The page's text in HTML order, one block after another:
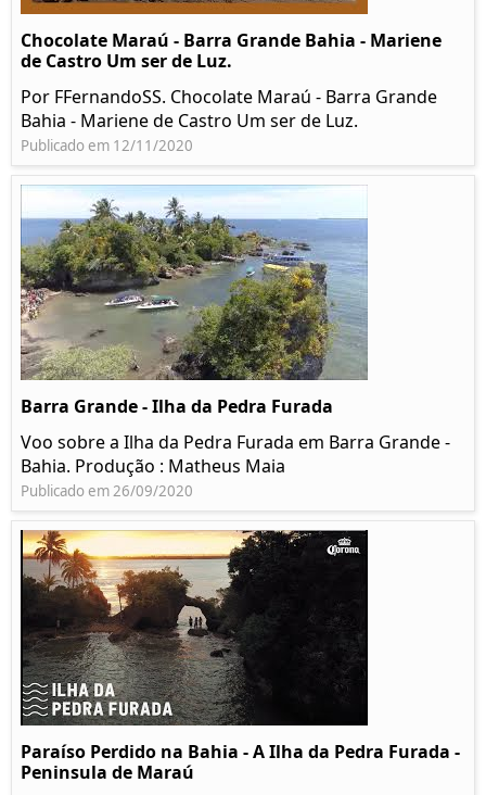
Chocolate Maraú - Barra Grande Bahia - Mariene
de Castro Um ser de Luz.
Por FFernandoSS. Chocolate Maraú - Barra Grande
Bahia - Mariene de Castro Um ser de Luz.
Publicado em 12/11/2020
Barra Grande - Ilha da Pedra Furada
Voo sobre a Ilha da Pedra Furada em Barra Grande -
Bahia. Produção : Matheus Maia
Publicado em 26/09/2020
Paraíso Perdido na Bahia - A Ilha da Pedra Furada -
Peninsula de Maraú